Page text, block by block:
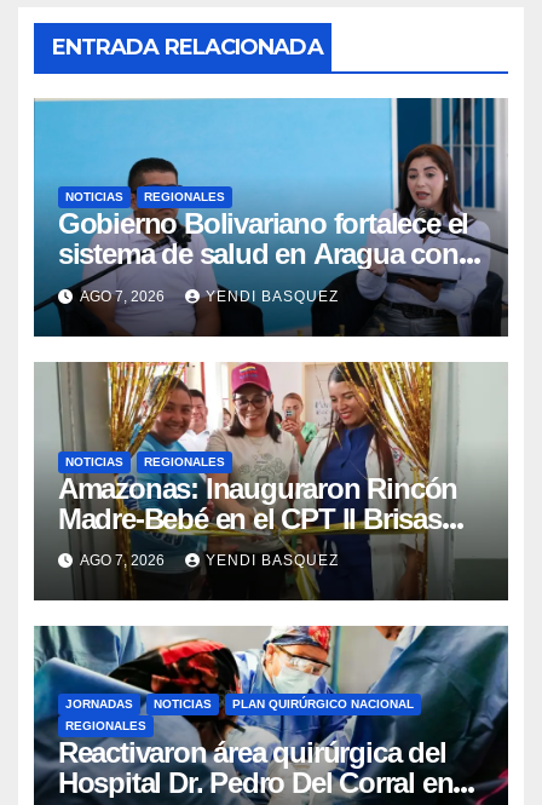
ENTRADA RELACIONADA
NOTICIAS REGIONALES
Gobierno Bolivariano fortalece el
sistema de salud en Aragua con
la reinauguración del CDI La Mora
AGO 7, 2026 YENDI BASQUEZ
NOTICIAS REGIONALES
​Amazonas: Inauguraron Rincón
Madre-Bebé en el CPT II Brisas
del Aeropuerto ​Inauguraron
Rincón
AGO 7, 2026 YENDI BASQUEZ
JORNADAS NOTICIAS
PLAN QUIRÚRGICO NACIONAL
REGIONALES
Reactivaron área quirúrgica del
Hospital Dr. Pedro Del Corral en